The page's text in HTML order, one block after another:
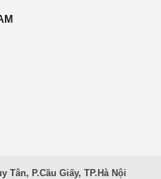
Tân, P.Cầu Giấy, TP.Hà Nội